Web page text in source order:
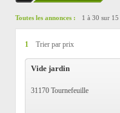
Toutes les annonces : 1 à 30 sur 15
1 Trier par prix
Vide jardin
31170 Tournefeuille